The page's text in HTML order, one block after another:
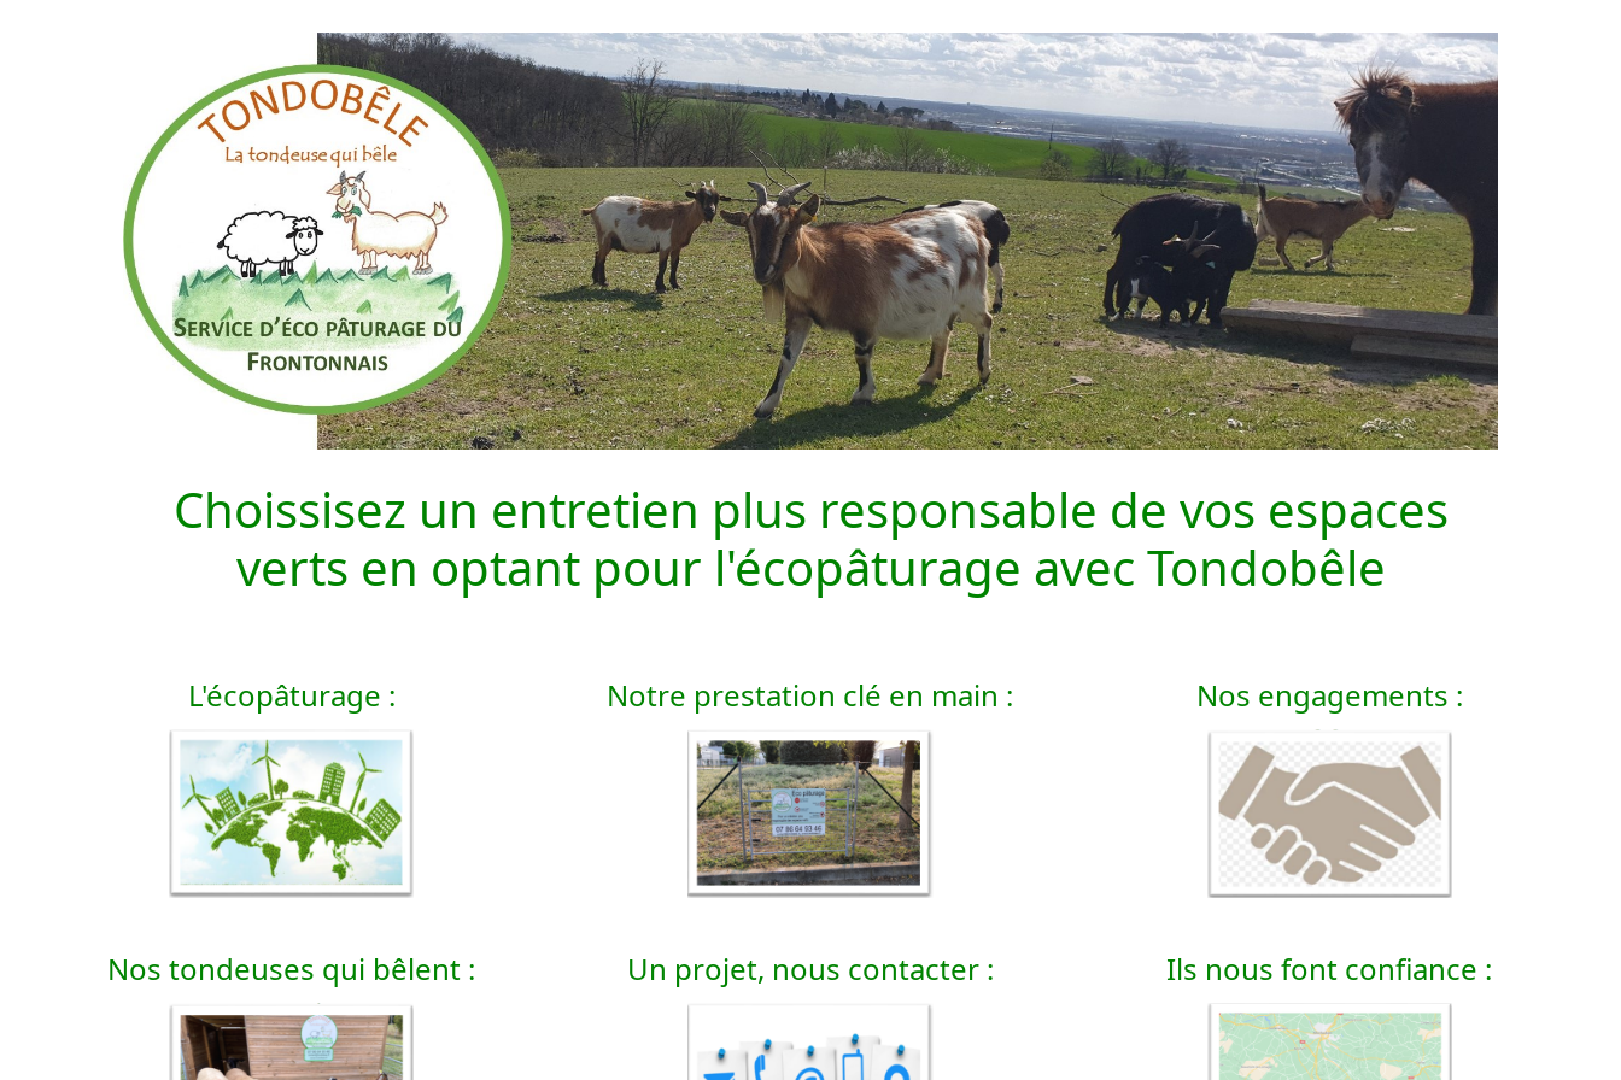
Choissisez un entretien plus responsable de vos espaces
verts en optant pour l'écopâturage avec Tondobêle
L'écopâturage : Notre prestation clé en main : Nos engagements :
Nos tondeuses qui bêlent : Un projet, nous contacter : Ils nous font confiance :